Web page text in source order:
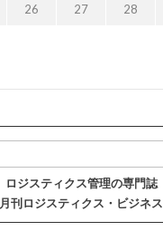
26 27 28
ロジスティクス管理の専門誌
月刊ロジスティクス・ビジネス